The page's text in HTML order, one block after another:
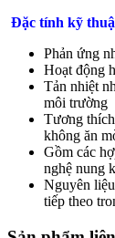
Đặc tính kỹ
Phản ứng
Hoạt động
Tản nhiệt
môi trường
Tương
không ăn
Gồm các
nghệ nung
Nguyên
tiếp theo